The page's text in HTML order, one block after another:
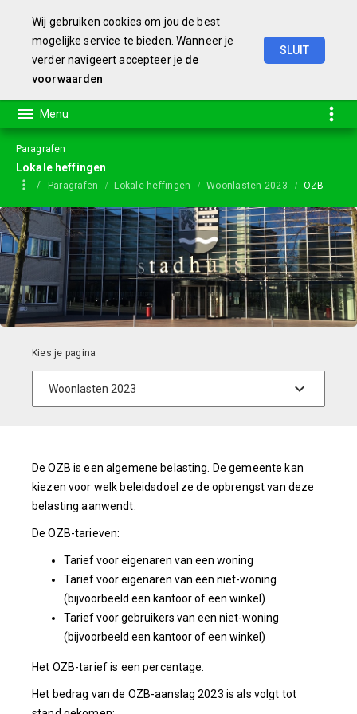
Wij gebruiken cookies om jou de best
mogelijke service te bieden. Wanneer je
verder navigeert accepteer je de
voorwaarden
SLUIT
Paragrafen
Lokale heffingen
Paragrafen Lokale heffingen Woonlasten 2023 OZB
De OZB is een algemene belasting. De gemeente kan
kiezen voor welk beleidsdoel ze de opbrengst van deze
belasting aanwendt.
De OZB-tarieven:
Tarief voor eigenaren van een woning
Tarief voor eigenaren van een niet-woning
(bijvoorbeeld een kantoor of een winkel)
Tarief voor gebruikers van een niet-woning
(bijvoorbeeld een kantoor of een winkel)
Het OZB-tarief is een percentage.
Het bedrag van de OZB-aanslag 2023 is als volgt tot